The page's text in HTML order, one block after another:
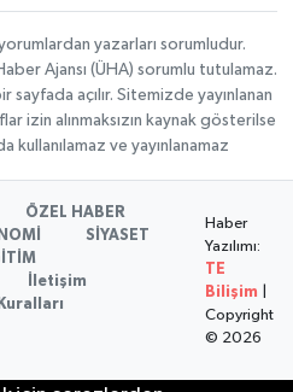
yazarları sorumludur.
Ajansı (ÜHA) sorumlu tutulamaz.
açılır. Sitemizde yayınlanan
izin alınmaksızın kaynak gösterilse
kullanılamaz ve yayınlanamaz
ÖZEL HABER
SİYASET
İletişim
Haber
Yazılımı:
TE
Bilişim
Copyright
© 2026